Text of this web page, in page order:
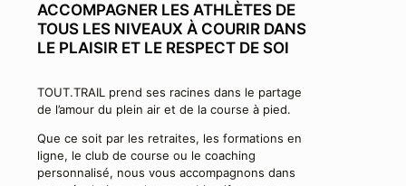
ACCOMPAGNER LES ATHLÈTES DE
TOUS LES NIVEAUX À COURIR DANS
LE PLAISIR ET LE RESPECT DE SOI
TOUT.TRAIL prend ses racines dans le partage
de l’amour du plein air et de la course à pied.
Que ce soit par les retraites, les formations en
ligne, le club de course ou le coaching
personnalisé, nous vous accompagnons dans